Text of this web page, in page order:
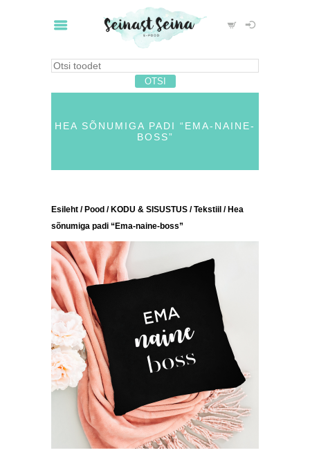
HEA SÕNUMIGA PADI “EMA-NAINE-
BOSS”
Esileht / Pood / KODU & SISUSTUS /Tekstiil / Hea
sõnumiga padi “Ema-naine-boss”